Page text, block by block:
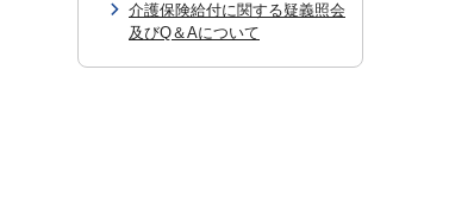
介護保険給付に関する疑義照会
及びQ＆Aについて